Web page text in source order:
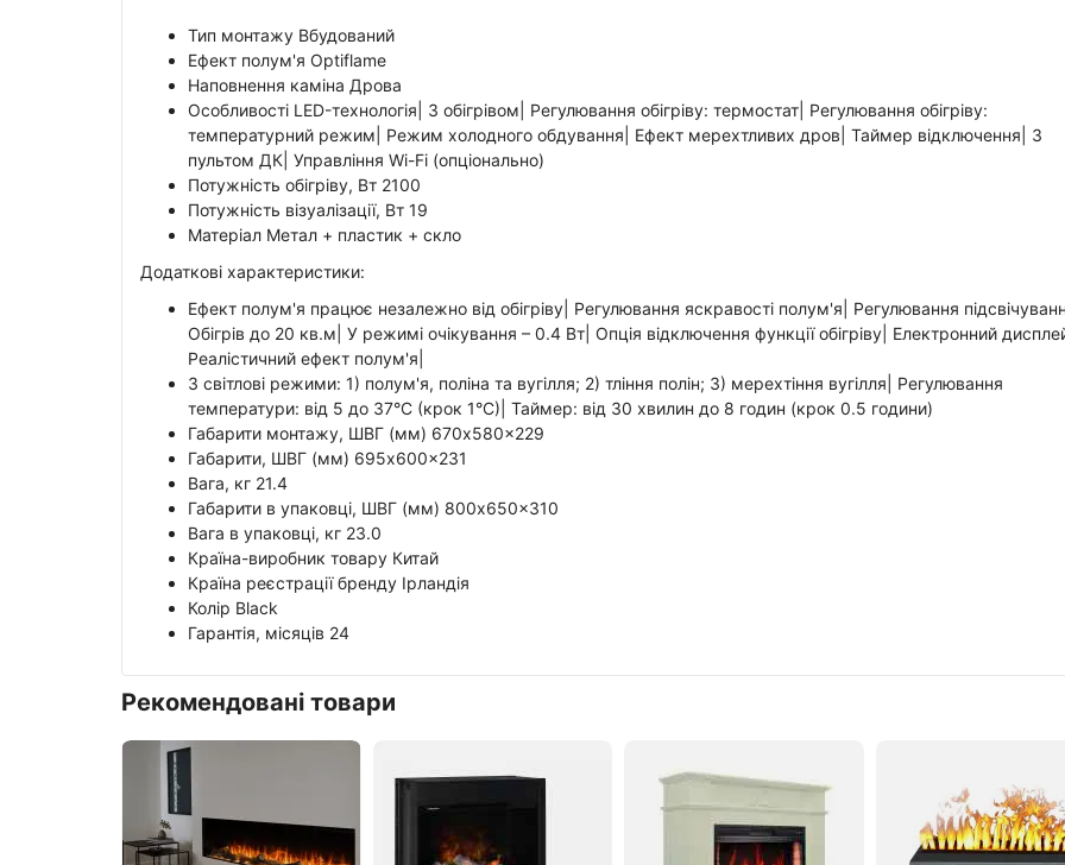
Тип монтажу Вбудований
Ефект полум'я Optiflame
Наповнення каміна Дрова
Особливості LED-технологія| З обігрівом| Регулювання обігріву: термостат| Регулювання обігріву:
температурний режим| Режим холодного обдування| Ефект мерехтливих дров| Таймер відключення| З
пультом ДК| Управління Wi-Fi (опціонально)
Потужність обігріву, Вт 2100
Потужність візуалізації, Вт 19
Матеріал Метал + пластик + скло
Додаткові характеристики:
Ефект полум'я працює незалежно від обігріву| Регулювання яскравості полум'я| Регулювання
Обігрів до 20 кв.м| У режимі очікування – 0.4 Вт| Опція відключення функції обігріву| Електронний
Реалістичний ефект полум'я|
3 світлові режими: 1) полум'я, поліна та вугілля; 2) тління полін; 3) мерехтіння вугілля| Регулювання
температури: від 5 до 37°C (крок 1°C)| Таймер: від 30 хвилин до 8 годин (крок 0.5 години)
Габарити монтажу, ШВГ (мм) 670x580x229
Габарити, ШВГ (мм) 695x600x231
Вага, кг 21.4
Габарити в упаковці, ШВГ (мм) 800x650x310
Вага в упаковці, кг 23.0
Країна-виробник товару Китай
Країна реєстрації бренду Ірландія
Колір Black
Гарантія, місяців 24
Рекомендовані товари